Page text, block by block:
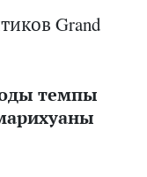
Grand
темпы